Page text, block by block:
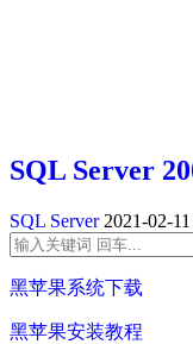
SQL Server
SQL Server 2021-02-11
黑苹果系统下载
黑苹果安装教程